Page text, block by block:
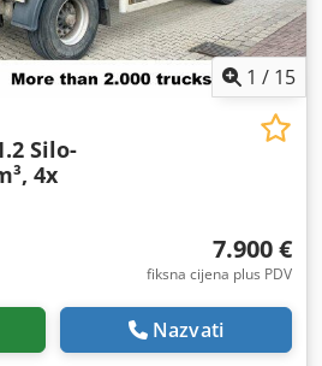
1 / 15
Silo-
4x
7.900 €
fiksna cijena plus PDV
Nazvati